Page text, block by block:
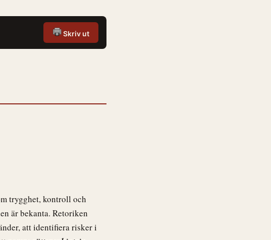
Skriv ut
trygghet, kontroll och
är bekanta. Retoriken
att identifiera risker i